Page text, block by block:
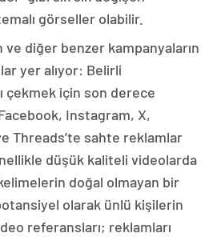
görseller olabilir.
ve diğer benzer kampanyaların
yer alıyor: Belirli
çekmek için son derece
Instagram, X,
Threads’te sahte reklamlar
düşük kaliteli videolarda
doğal olmayan bir
olarak ünlü kişilerin
referansları; reklamları